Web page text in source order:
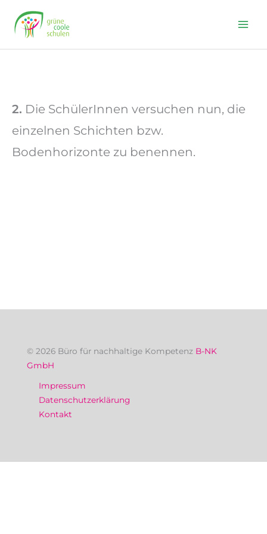
content
2. Die SchülerInnen versuchen nun, die
einzelnen Schichten bzw.
Bodenhorizonte zu benennen.
© 2026 Büro für nachhaltige Kompetenz B-NK
GmbH
Impressum
Datenschutzerklärung
Kontakt